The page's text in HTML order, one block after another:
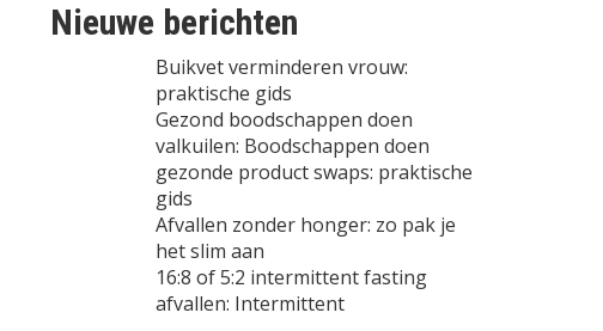
Nieuwe berichten
Buikvet verminderen vrouw:
praktische gids
Gezond boodschappen doen
valkuilen: Boodschappen doen
gezonde product swaps: praktische
gids
Afvallen zonder honger: zo pak je
het slim aan
16:8 of 5:2 intermittent fasting
afvallen: Intermittent